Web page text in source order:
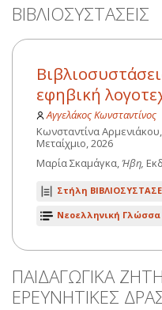
ΒΙΒΛΙΟΣΥΣΤΑΣΕΙΣ
εφηβική
Αγγελάκος Κωνσταντίνος
Κωνσταντίνα
Μεταίχμιο, 2026
Μαρία Σκαμάγκα,Ήβη,
Στήλη
Νεοελληνική Γλώσσα
ΠΑΙΔΑΓΩΓΙΚΑ
ΕΡΕΥΝΗΤΙΚΕΣ